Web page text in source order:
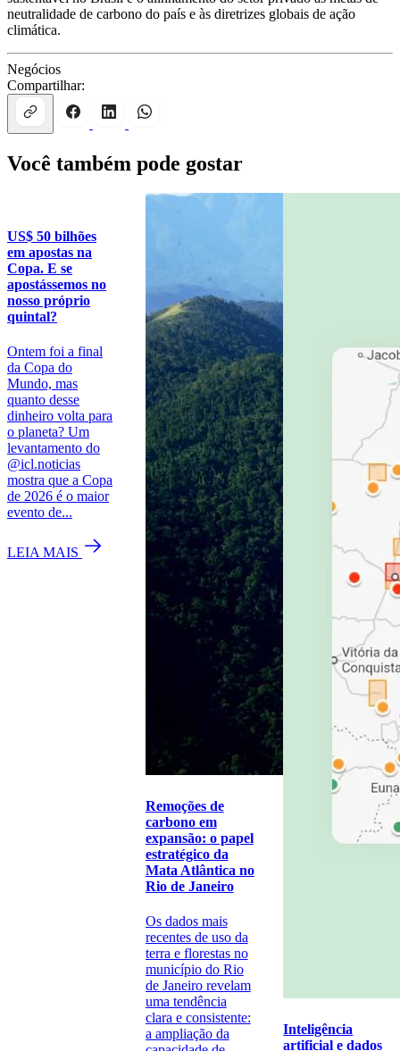
neutralidade de carbono do país e às diretrizes globais de ação
climática.
Negócios
Compartilhar:
Você também pode gostar
US$ 50 bilhões
em apostas na
Copa. E se
apostássemos no
nosso próprio
quintal?
Ontem foi a final
da Copa do
Mundo, mas
quanto desse
dinheiro volta para
o planeta? Um
levantamento do
@icl.noticias
mostra que a Copa
de 2026 é o maior
evento de...
LEIA MAIS
Remoções de
carbono em
expansão: o papel
estratégico da
Mata Atlântica no
Rio de Janeiro
Os dados mais
recentes de uso da
terra e florestas no
município do Rio
de Janeiro revelam
uma tendência
clara e consistente:
a ampliação da
Inteligência
artificial e dados